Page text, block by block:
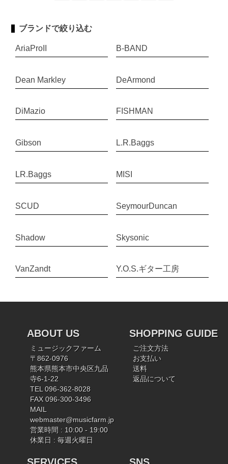
ブランドで絞り込む
AriaProII B-BAND
Dean Markley DeArmond
DiMazio FISHMAN
Gibson L.R.Baggs
LR.Baggs MISI
SCUD SeymourDuncan
Shadow Skysonic
VanZandt Y.O.S.ギター工房
ABOUT US
ミュージックファーム
〒862-0976
熊本県熊本市中央区九品
寺6-1-22
TEL 096-362-8028
FAX 096-300-3496
MAIL
webmaster@musicfarm.jp
営業時間 : 10:00 - 19:00
休業日 : 毎週火曜日
SHOPPING GUIDE
ご注文方法
お支払い
送料
返品について
SERVICES SNS